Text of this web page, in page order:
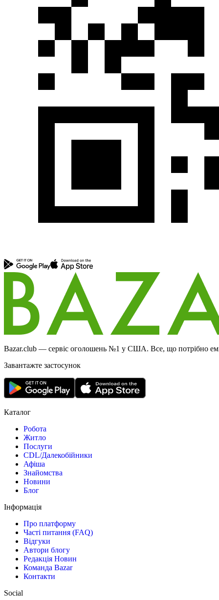
Bazar.club — сервіс оголошень №1 у США. Все, що потрібно
Завантажте застосунок
Каталог
Робота
Житло
Послуги
CDL/Далекобійники
Афіша
Знайомства
Новини
Блог
Інформація
Про платформу
Часті питання (FAQ)
Відгуки
Автори блогу
Редакція Новин
Команда Bazar
Контакти
Social